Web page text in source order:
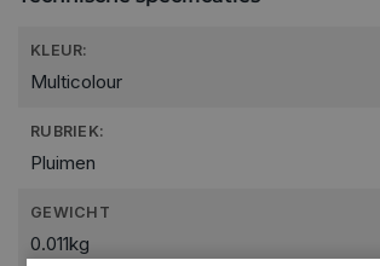
KLEUR:
Multicolour
RUBRIEK:
Pluimen
GEWICHT
0.011kg